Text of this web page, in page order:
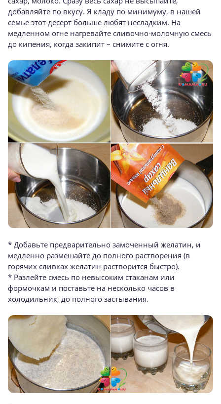
добавляйте по вкусу. Я кладу по минимуму, в нашей
семье этот десерт больше любят несладким. На
медленном огне нагревайте сливочно-молочную смесь
до кипения, когда закипит – снимите с огня.
* Добавьте предварительно замоченный желатин, и
медленно размешайте до полного растворения (в
горячих сливках желатин растворится быстро).
* Разлейте смесь по невысоким стаканам или
формочкам и поставьте на несколько часов в
холодильник, до полного застывания.